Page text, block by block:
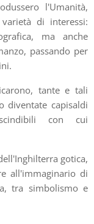
l'Umanità,
di interessi:
ma anche
passando per
tante e tali
diventate capisaldi
con cui
gotica,
all'immaginario di
tra simbolismo e